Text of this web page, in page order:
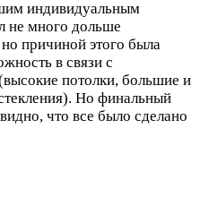
индивидуальным
не много дольше
причиной этого была
в связи с
потолки, большие и
Но финальный
что все было сделано